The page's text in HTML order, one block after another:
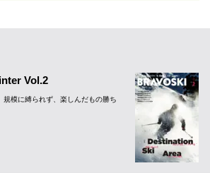
Vol.2
模に縛られず、楽しんだもの勝ち